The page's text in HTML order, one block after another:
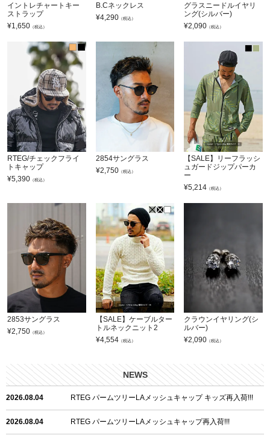
イントレチャートキー
ストラップ
¥1,650 （税込）
B.Cネックレス
¥4,290（税込）
グラスニードルイヤリ
ング(シルバー)
¥2,090 （税込）
RTEG/チェックフライ
トキャップ
¥5,390 （税込）
2854サングラス
¥2,750（税込）
【SALE】リーフラッシ
ュガードジップパーカ
ー
¥5,214 （税込）
2853サングラス
¥2,750 （税込）
【SALE】ケーブルター
トルネックニット2
¥4,554（税込）
クラウンイヤリング(シ
ルバー)
¥2,090 （税込）
NEWS
2026.08.04 RTEG パームツリーLAメッシュキャップ キッズ再入荷!!!
2026.08.04 RTEG パームツリーLAメッシュキャップ再入荷!!!